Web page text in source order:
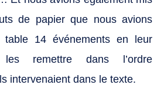
de papier que nous avions
table 14 événements en leur
remettre dans l’ordre
intervenaient dans le texte.